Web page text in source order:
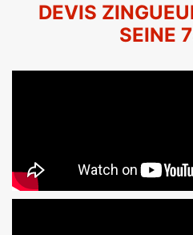
DEVIS
SEINE